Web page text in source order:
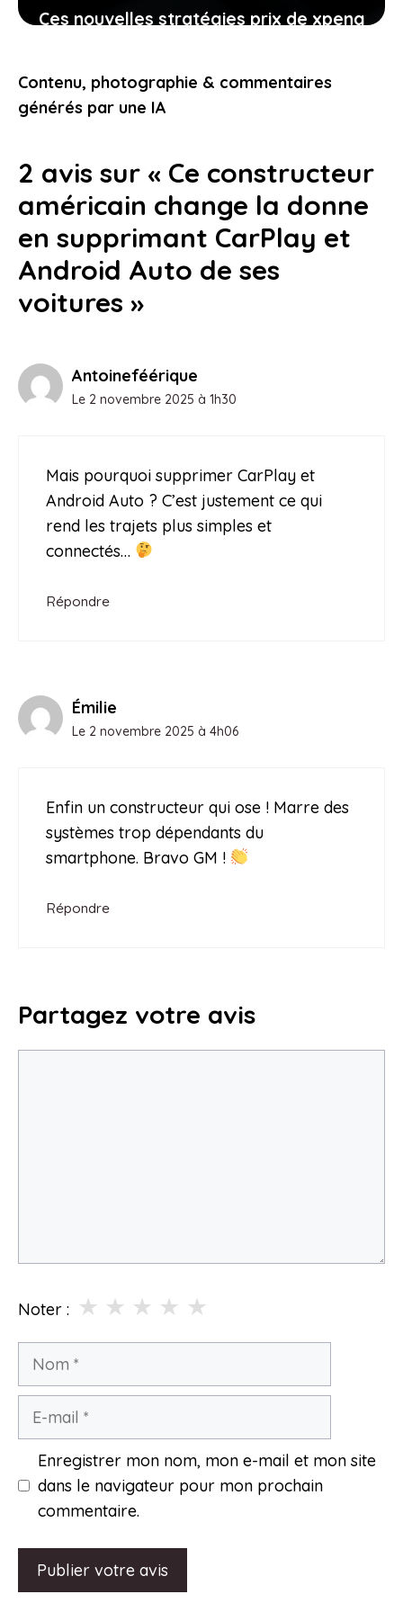
Ces nouvelles stratégies prix de xpeng
pourraient-elles vous intéresser
24 janvier 2026
Contenu, photographie & commentaires
générés par une IA
2 avis sur « Ce constructeur
américain change la donne
en supprimant CarPlay et
Android Auto de ses
voitures »
Antoineféérique
Le 2 novembre 2025 à 1h30
Mais pourquoi supprimer CarPlay et
Android Auto ? C’est justement ce qui
rend les trajets plus simples et
connectés…
Répondre
Émilie
Le 2 novembre 2025 à 4h06
Enfin un constructeur qui ose ! Marre des
systèmes trop dépendants du
smartphone. Bravo GM !
Répondre
Partagez votre avis
Noter : ★
★
★
★
★
Nom
Enregistrer mon nom, mon e-mail et mon site
dans le navigateur pour mon prochain
commentaire.